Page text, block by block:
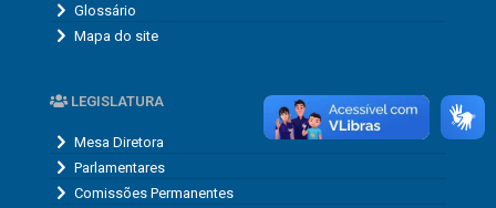
Glossário
Mapa do site
LEGISLATURA
Mesa Diretora
Parlamentares
Comissões Permanentes